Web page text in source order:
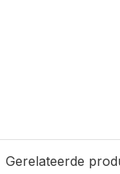
Gerelateerde